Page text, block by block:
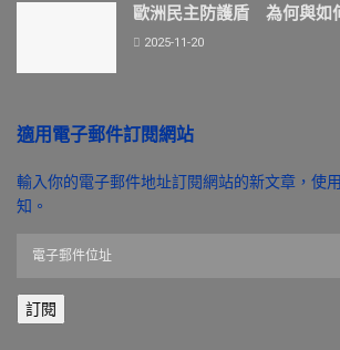
歐洲民主防護盾 為何與如
2025-11-20
適用電子郵件訂閱網站
輸入你的電子郵件地址訂閱網站的新文章，使
知。
郵
件訂閱